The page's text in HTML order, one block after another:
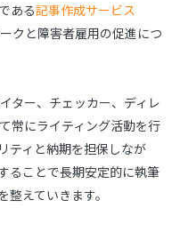
ある記事作成サービス
クと障害者雇用の促進につ
ター、チェッカー、ディレ
常にライティング活動を行
ティと納期を担保しなが
ることで長期安定的に執筆
えていきます。